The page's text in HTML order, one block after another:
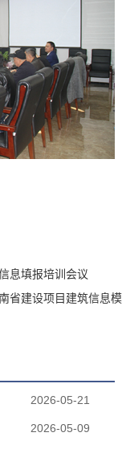
息填报培训会议
省建设项目建筑信息模
2026-05-21
2026-05-09